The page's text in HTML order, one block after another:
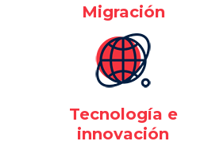
Migración
Tecnología e
innovación